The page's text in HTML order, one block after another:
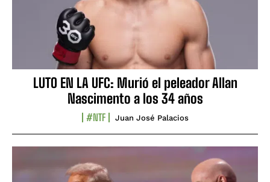
LUTO EN LA UFC: Murió el peleador Allan
Nascimento a los 34 años
#NTF Juan José Palacios